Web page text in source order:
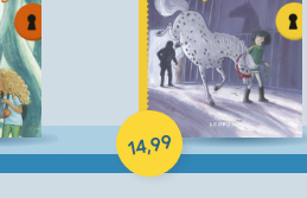
14,99
Hardcover